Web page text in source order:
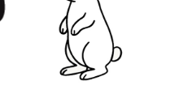
[DECCA] C.カーゾン(pf)
A.ボールト指揮ロンド
ンpo. / ラフマニノ
フ:Pf協奏曲2番Op.18